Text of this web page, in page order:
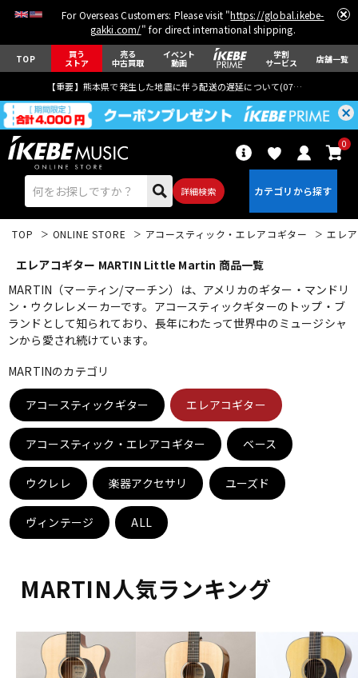
For Overseas Customers: Please visit "https://global.ikebe-
gakki.com/" for direct international shipping.
TOP 買う
ストア
売る
中古買取
イベント
動画
学割
サービス 店舗一覧
【重要】熊本県で発生した地震に伴う配送の遅延について(07月29日
詳細検索
0
エレキギター アコギ/エレアコ
ドラム パーカッション
キーボード 電子ピアノ
DJ機器
TOP ONLINE STORE アコースティック・エレアコギター エレ
エレアコギター MARTIN Little Martin 商品一覧
MARTIN（マーティン/マーチン）は、アメリカのギター・マンドリ
ン・ウクレレメーカーです。アコースティックギターのトップ・ブ
ランドとして知られており、長年にわたって世界中のミュージシャ
ンから愛され続けています。
MARTINのカテゴリ
アコースティックギター エレアコギター
アコースティック・エレアコギター ベース
ウクレレ 楽器アクセサリ ユーズド
ヴィンテージ ALL
MARTIN人気ランキング